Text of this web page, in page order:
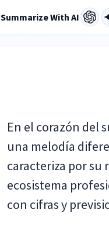
Summarize With AI
En el corazón del
una melodía
caracteriza por su
ecosistema
con cifras y